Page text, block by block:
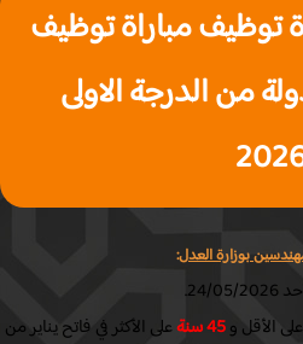
توظيف مباراة توظيف
من الدرجة الاولى
بوزارة العدل:
و45 سنة
على الأكثر في فاتح يناير من